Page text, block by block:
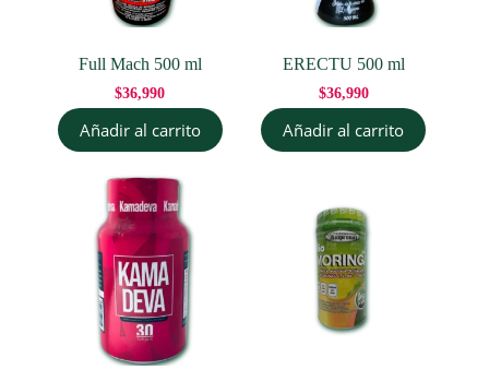
Full Mach 500 ml
$36,990
Añadir al carrito
ERECTU 500 ml
$36,990
Añadir al carrito